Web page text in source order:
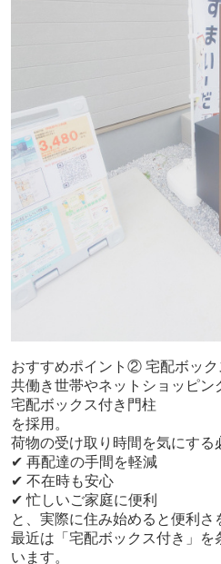
おすすめポイント② 宅配ボック
共働き世帯やネットショッピン
宅配ボックス付き門柱
を採用。
荷物の受け取り時間を気にする
✔ 再配達の手間を軽減
✔ 不在時も安心
✔ 忙しいご家庭に便利
と、実際に住み始めると便利さ
最近は「宅配ボックス付き」を
います。